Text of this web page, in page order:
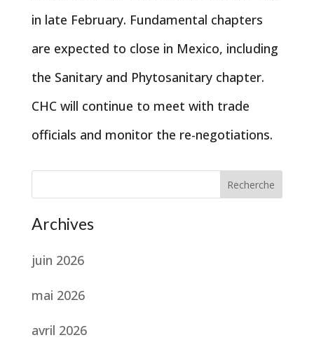
in late February. Fundamental chapters
are expected to close in Mexico, including
the Sanitary and Phytosanitary chapter.
CHC will continue to meet with trade
officials and monitor the re-negotiations.
Recherche
Archives
juin 2026
mai 2026
avril 2026